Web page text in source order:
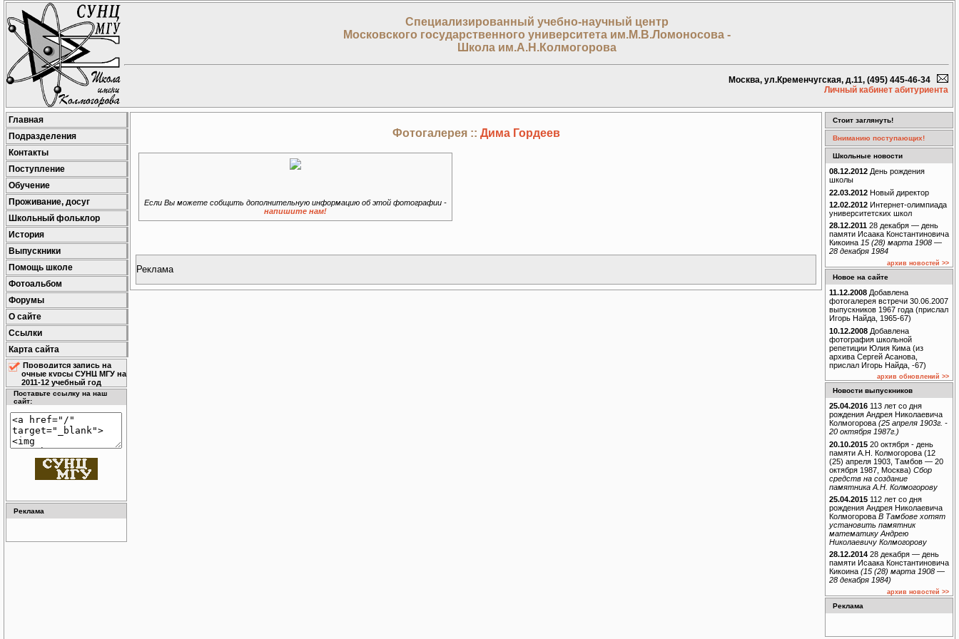
Специализированный учебно-научный центр
Московского государственного университета им.М.В.Ломоносова -
Школа им.А.Н.Колмогорова
Москва, ул.Кременчугская, д.11, (495) 445-46-34
Личный кабинет абитуриента
Главная
Подразделения
Контакты
Поступление
Обучение
Проживание, досуг
Школьный фольклор
История
Выпускники
Помощь школе
Фотоальбом
Форумы
О сайте
Ссылки
Карта сайта
Проводится запись на
очные курсы СУНЦ МГУ на
2011-12 учебный год
Поставьте ссылку на наш
сайт:
Реклама
Фотогалерея :: Дима Гордеев
Если Вы можете собщить дополнительную информацию об этой фотографии -
напишите нам!
Реклама
Стоит заглянуть!
Вниманию поступающих!
Школьные новости
08.12.2012 День рождения
школы
22.03.2012 Новый директор
12.02.2012 Интернет-олимпиада
университетских школ
28.12.2011 28 декабря — день
памяти Исаака Константиновича
Кикоина 15 (28) марта 1908 —
28 декабря 1984
архив новостей >>
Новое на сайте
11.12.2008 Добавлена
фотогалерея встречи 30.06.2007
выпускников 1967 года (прислал
Игорь Найда, 1965-67)
10.12.2008 Добавлена
фотография школьной
репетиции Юлия Кима (из
архива Сергей Асанова,
прислал Игорь Найда, -67)
архив обновлений >>
Новости выпускников
25.04.2016 113 лет со дня
рождения Андрея Николаевича
Колмогорова (25 апреля 1903г. -
20 октября 1987г.)
20.10.2015 20 октября - день
памяти А.Н. Колмогорова (12
(25) апреля 1903, Тамбов — 20
октября 1987, Москва) Сбор
средств на создание
памятника А.Н. Колмогорову
25.04.2015 112 лет со дня
рождения Андрея Николаевича
Колмогорова В Тамбове хотят
установить памятник
математику Андрею
Николаевичу Колмогорову
28.12.2014 28 декабря — день
памяти Исаака Константиновича
Кикоина (15 (28) марта 1908 —
28 декабря 1984)
архив новостей >>
Реклама